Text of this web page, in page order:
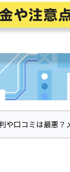
や口コミは最悪？